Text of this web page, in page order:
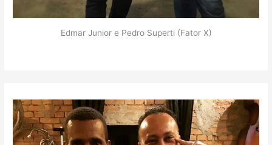
Edmar Junior e Pedro Superti (Fator X)